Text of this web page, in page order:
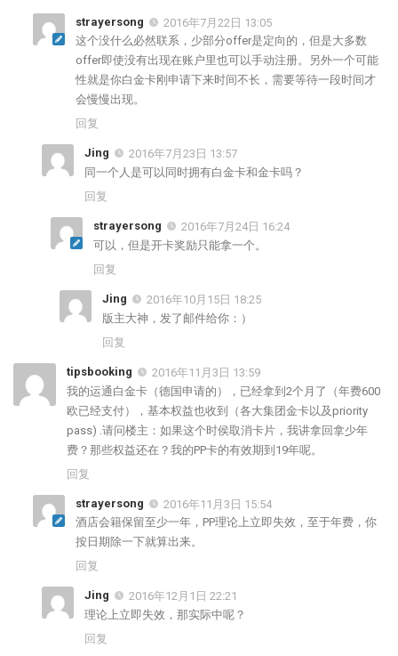
strayersong
2016年7月22日 13:05
这个没什么必然联系，少部分offer是定向的，但是大多数
offer即使没有出现在账户里也可以手动注册。另外一个可能
性就是你白金卡刚申请下来时间不长，需要等待一段时间才
会慢慢出现。
回复
Jing
2016年7月23日 13:57
同一个人是可以同时拥有白金卡和金卡吗？
回复
strayersong
2016年7月24日 16:24
可以，但是开卡奖励只能拿一个。
回复
Jing
2016年10月15日 18:25
版主大神，发了邮件给你：）
回复
tipsbooking
2016年11月3日 13:59
我的运通白金卡（德国申请的），已经拿到2个月了（年费600
欧已经支付），基本权益也收到（各大集团金卡以及priority
pass) .请问楼主：如果这个时侯取消卡片，我讲拿回拿少年
费？那些权益还在？我的PP卡的有效期到19年呢。
回复
strayersong
2016年11月3日 15:54
酒店会籍保留至少一年，PP理论上立即失效，至于年费，你
按日期除一下就算出来。
回复
Jing
2016年12月1日 22:21
理论上立即失效，那实际中呢？
回复